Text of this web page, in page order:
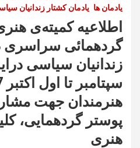
یادمان ها یادمان کشتار زندانیان
اطلاعيه كميته‌ی
گردهمائی سراسری
هنرمندان جهت
پوستر گردهمایی،
هنری